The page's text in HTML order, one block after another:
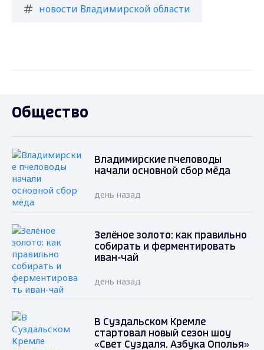
новости Владимирской области
Общество
Владимирские пчеловоды
начали основной сбор мёда
день назад
Зелёное золото: как правильно
собирать и ферментировать
иван-чай
день назад
В Суздальском Кремле
стартовал новый сезон шоу
«Свет Суздаля. Азбука Ополья»